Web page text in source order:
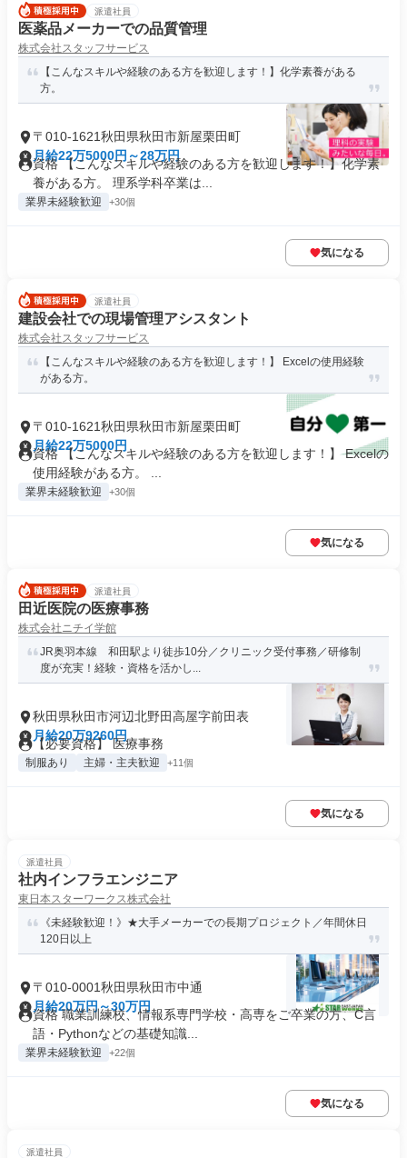
派遣社員
医薬品メーカーでの品質管理
株式会社スタッフサービス
【こんなスキルや経験のある方を歓迎します！】化学素養がある
方。
〒010-1621秋田県秋田市新屋栗田町
月給22万5000円～28万円
資格 【こんなスキルや経験のある方を歓迎します！】化学素
養がある方。 理系学科卒業は...
業界未経験歓迎 +30個
気になる
派遣社員
建設会社での現場管理アシスタント
株式会社スタッフサービス
【こんなスキルや経験のある方を歓迎します！】 Excelの使用経験
がある方。
〒010-1621秋田県秋田市新屋栗田町
月給22万5000円
資格 【こんなスキルや経験のある方を歓迎します！】 Excelの
使用経験がある方。 ...
業界未経験歓迎 +30個
気になる
派遣社員
田近医院の医療事務
株式会社ニチイ学館
JR奥羽本線 和田駅より徒歩10分／クリニック受付事務／研修制
度が充実！経験・資格を活かし...
秋田県秋田市河辺北野田高屋字前田表
月給20万9260円
【必要資格】 医療事務
制服あり 主婦・主夫歓迎 +11個
気になる
派遣社員
社内インフラエンジニア
東日本スターワークス株式会社
《未経験歓迎！》★大手メーカーでの長期プロジェクト／年間休日
120日以上
〒010-0001秋田県秋田市中通
月給20万円～30万円
資格 職業訓練校、情報系専門学校・高専をご卒業の方、C言
語・Pythonなどの基礎知識...
業界未経験歓迎 +22個
気になる
派遣社員